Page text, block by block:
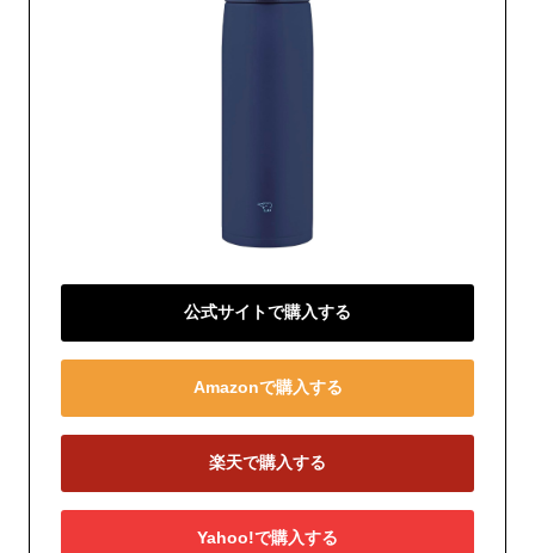
公式サイトで購入する
Amazonで購入する
楽天で購入する
Yahoo!で購入する